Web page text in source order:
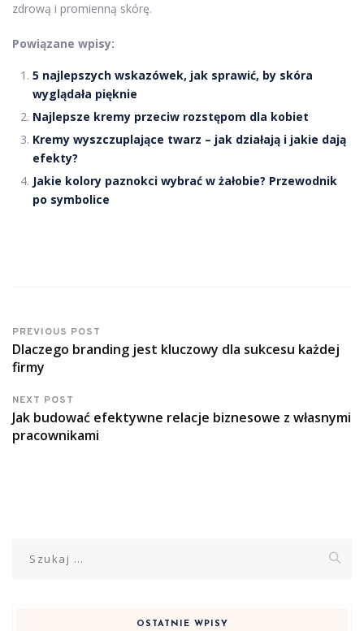
zdrową i promienną skórę.
Powiązane wpisy:
5 najlepszych wskazówek, jak sprawić, by skóra
wyglądała pięknie
Najlepsze kremy przeciw rozstępom dla kobiet
Kremy wyszczuplające twarz – jak działają i jakie dają
efekty?
Jakie kolory paznokci wybrać w żałobie? Przewodnik
po symbolice
PREVIOUS POST
Dlaczego branding jest kluczowy dla sukcesu każdej
firmy
NEXT POST
Jak budować efektywne relacje biznesowe z własnymi
pracownikami
OSTATNIE WPISY